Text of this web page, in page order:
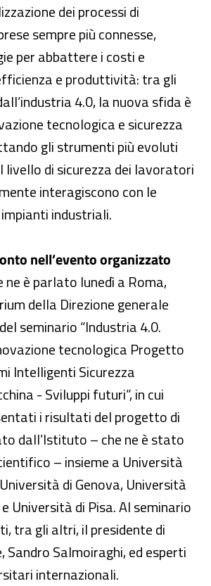
dei processi di
sempre più connesse,
per abbattere i costi e
e produttività: tra gli
4.0, la nuova sfida è
tecnologica e sicurezza
gli strumenti più evoluti
livello di sicurezza dei lavoratori
interagiscono con le
industriali.
nell’evento organizzato
ne è parlato lunedì a Roma,
della Direzione generale
seminario “Industria 4.0.
tecnologica Progetto
Intelligenti Sicurezza
- Sviluppi futuri”, in cui
i risultati del progetto di
dall’Istituto – che ne è stato
– insieme a Università
di Genova, Università
Università di Pisa. Al seminario
tra gli altri, il presidente di
Sandro Salmoiraghi, ed esperti
internazionali.